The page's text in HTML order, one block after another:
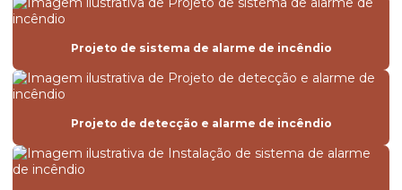
Projeto de sistema de alarme de incêndio
Projeto de detecção e alarme de incêndio